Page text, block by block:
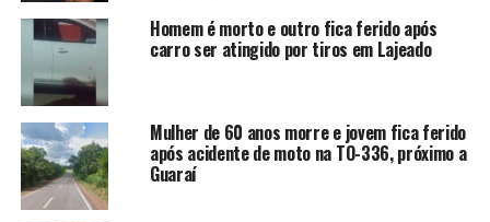
Homem é morto e outro fica ferido após
carro ser atingido por tiros em Lajeado
Mulher de 60 anos morre e jovem fica ferido
após acidente de moto na TO-336, próximo a
Guaraí